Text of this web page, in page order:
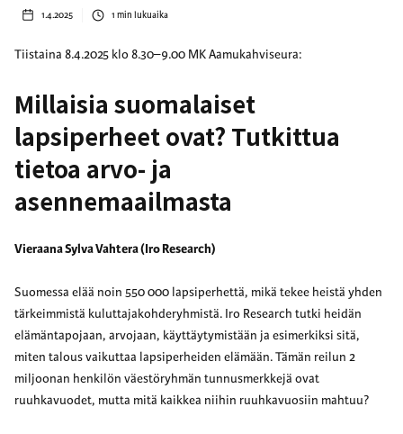
1.4.2025 1 min lukuaika
Tiistaina 8.4.2025 klo 8.30–9.00 MK Aamukahviseura:
Millaisia suomalaiset
lapsiperheet ovat? Tutkittua
tietoa arvo- ja
asennemaailmasta
Vieraana Sylva Vahtera (Iro Research)
Suomessa elää noin 550 000 lapsiperhettä, mikä tekee heistä yhden
tärkeimmistä kuluttajakohderyhmistä. Iro Research tutki heidän
elämäntapojaan, arvojaan, käyttäytymistään ja esimerkiksi sitä,
miten talous vaikuttaa lapsiperheiden elämään. Tämän reilun 2
miljoonan henkilön väestöryhmän tunnusmerkkejä ovat
ruuhkavuodet, mutta mitä kaikkea niihin ruuhkavuosiin mahtuu?